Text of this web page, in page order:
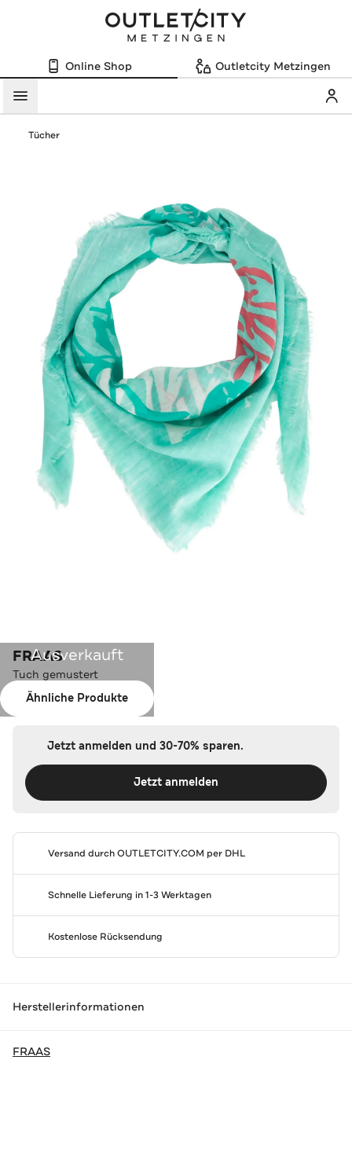
Online Shop Outletcity Metzingen
Menü
Tücher
Ausverkauft
Ähnliche Produkte
FRAAS
Tuch gemustert
Farbe:türkis-bunt
Jetzt anmelden und 30-70% sparen.
Jetzt anmelden
Versand durchOUTLETCITY.COM per DHL
Schnelle Lieferung in 1-3 Werktagen
Kostenlose Rücksendung
Herstellerinformationen
FRAAS